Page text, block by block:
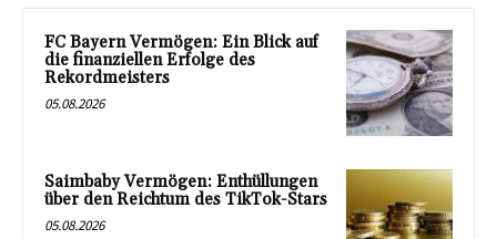
FC Bayern Vermögen: Ein Blick auf
die finanziellen Erfolge des
Rekordmeisters
05.08.2026
Saimbaby Vermögen: Enthüllungen
über den Reichtum des TikTok-Stars
05.08.2026